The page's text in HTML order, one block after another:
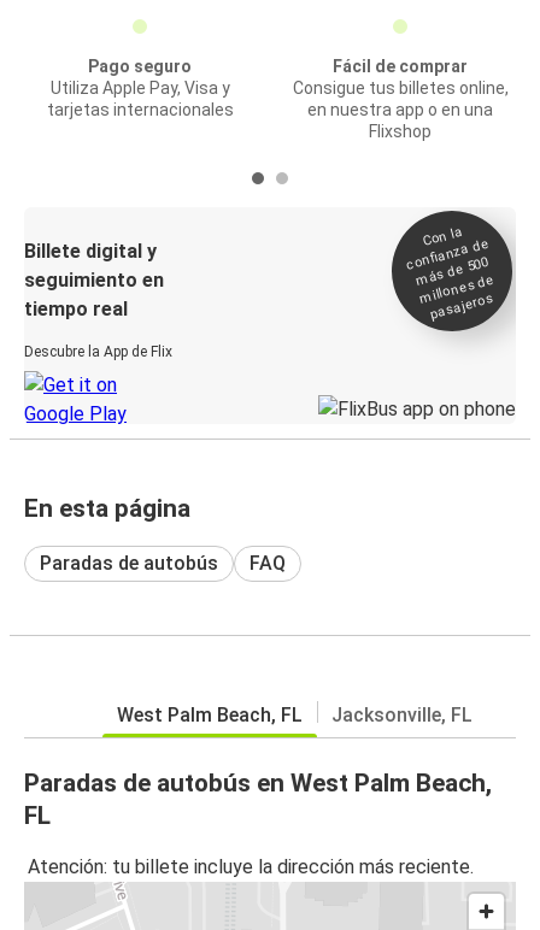
Pago seguro
Utiliza Apple Pay, Visa y
tarjetas internacionales
Fácil de comprar
Consigue tus billetes online,
en nuestra app o en una
Flixshop
Billete digital y
seguimiento en
tiempo real
Descubre la App de Flix
Con la
confianza de
más de 500
millones de
pasajeros
En esta página
Paradas de autobús FAQ
West Palm Beach, FL Jacksonville, FL
Paradas de autobús en West Palm Beach,
FL
Atención: tu billete incluye la dirección más reciente.